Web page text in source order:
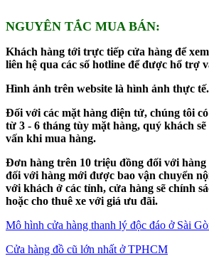
NGUYÊN TẮC MUA BÁN:
Khách hàng tới trực tiếp cửa hàng để
liên hệ qua các số hotline để được hổ trợ
Hình ảnh trên website là hình ảnh thực tế.
Đối với các mặt hàng điện tử, chúng tôi
từ 3 - 6 tháng tùy mặt hàng, quý khách
vấn khi mua hàng.
Đơn hàng trên 10 triệu đồng đối với hàng
đối với hàng mới được bao vận chuyển
với khách ở các tỉnh, cửa hàng sẽ chính
hoặc cho thuê xe với giá ưu đãi.
Mô hình cửa hàng thanh lý độc đáo ở Sài
Cửa hàng đồ cũ lớn nhất ở TPHCM